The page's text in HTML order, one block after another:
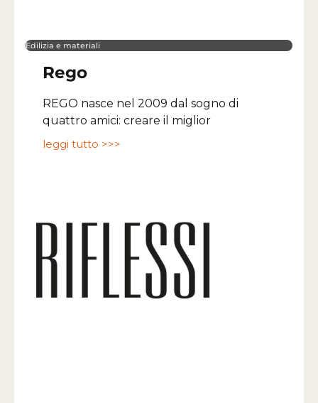
Edilizia e materiali
Rego
REGO nasce nel 2009 dal sogno di
quattro amici: creare il miglior
leggi tutto >>>